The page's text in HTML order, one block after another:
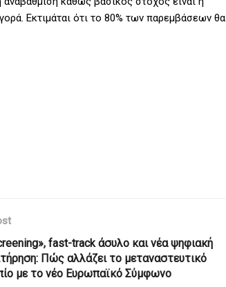
Εκτιμάται ότι το 80% των παρεμβάσεων θα
fast-track άσυλο και νέα ψηφιακή
Πώς αλλάζει το μεταναστευτικό
με το νέο Ευρωπαϊκό Σύμφωνο